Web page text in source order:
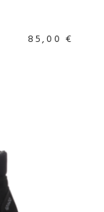
85,00 €